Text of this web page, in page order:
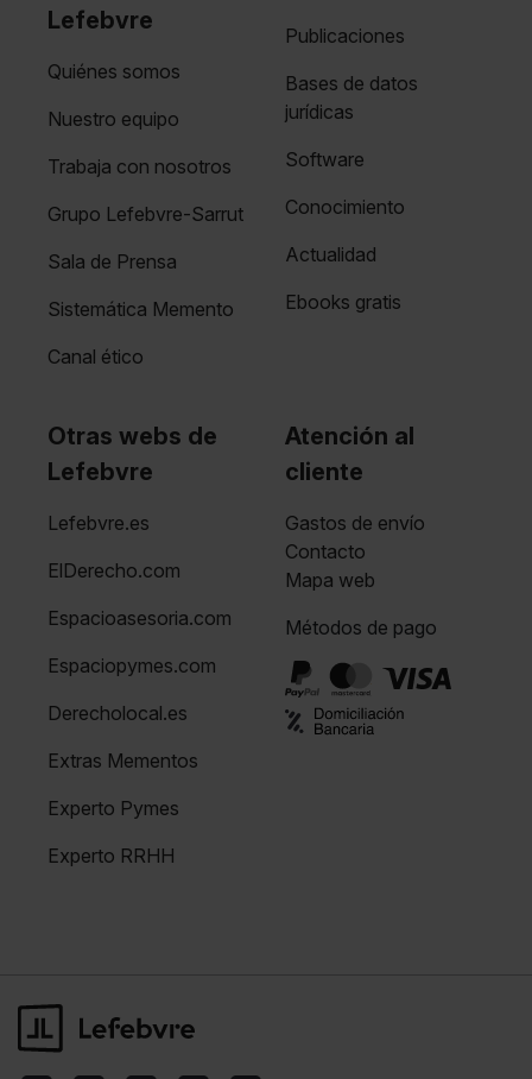
Lefebvre
Quiénes somos
Nuestro equipo
Trabaja con nosotros
Grupo Lefebvre-Sarrut
Sala de Prensa
Sistemática Memento
Canal ético
Publicaciones
Bases de datos
jurídicas
Software
Conocimiento
Actualidad
Ebooks gratis
Otras webs de
Lefebvre
Lefebvre.es
ElDerecho.com
Espacioasesoria.com
Espaciopymes.com
Derecholocal.es
Extras Mementos
Experto Pymes
Experto RRHH
Atención al
cliente
Gastos de envío
Contacto
Mapa web
Métodos de pago